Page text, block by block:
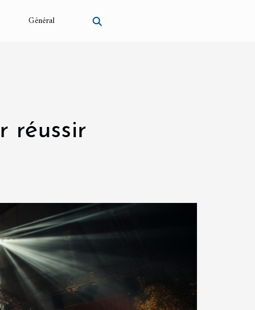
Général
réussir